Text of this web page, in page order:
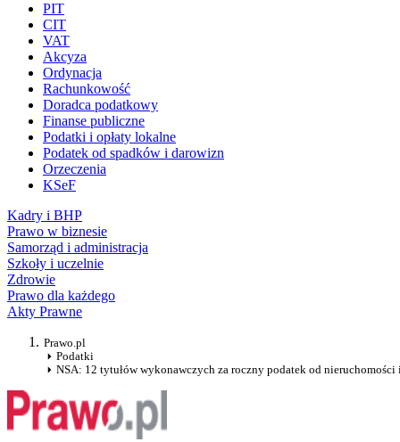
PIT
CIT
VAT
Akcyza
Ordynacja
Rachunkowość
Doradca podatkowy
Finanse publiczne
Podatki i opłaty lokalne
Podatek od spadków i darowizn
Orzeczenia
KSeF
Kadry i BHP
Prawo w biznesie
Samorząd i administracja
Szkoły i uczelnie
Zdrowie
Prawo dla każdego
Akty Prawne
Prawo.pl
Podatki
NSA: 12 tytułów wykonawczych za roczny podatek od